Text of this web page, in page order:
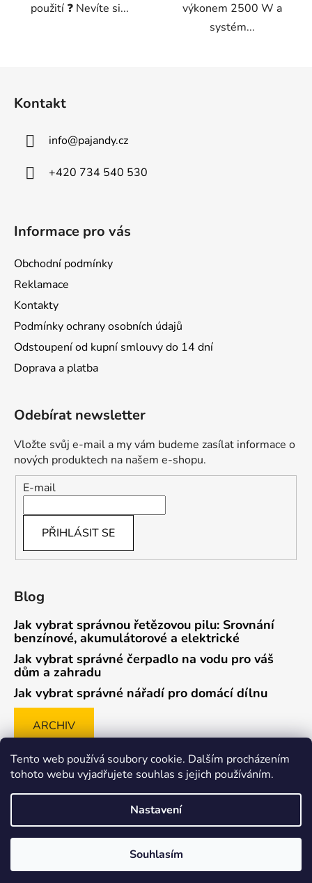
Tento web používá soubory cookie. Dalším procházením
tohoto webu vyjadřujete souhlas s jejich používáním.
Nastavení
Souhlasím
použití ❓ Nevíte si...
výkonem 2500 W a
systém...
Kontakt
info@pajandy.cz
+420 734 540 530
Informace pro vás
Obchodní podmínky
Reklamace
Kontakty
Podmínky ochrany osobních údajů
Odstoupení od kupní smlouvy do 14 dní
Doprava a platba
Odebírat newsletter
Vložte svůj e-mail a my vám budeme zasílat informace o
nových produktech na našem e-shopu.
E-mail
PŘIHLÁSIT SE
Blog
Jak vybrat správnou řetězovou pilu: Srovnání
benzínové, akumulátorové a elektrické
Jak vybrat správné čerpadlo na vodu pro váš
dům a zahradu
Jak vybrat správné nářadí pro domácí dílnu
ARCHIV
Způsob ověřování recenzí
Vytvořil Shoptet
Copyright 2026pajandy.cz. Všechna práva vyhrazena.